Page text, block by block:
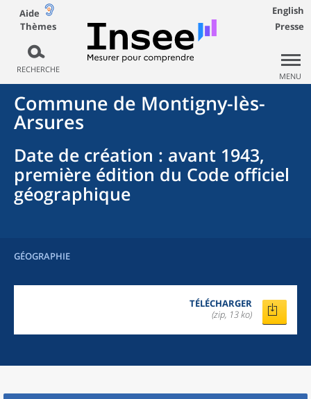
Aide
Thèmes
RECHERCHE
English
Presse
MENU
Commune de Montigny-lès-
Arsures
Date de création : avant 1943,
première édition du Code officiel
géographique
GÉOGRAPHIE
TÉLÉCHARGER
(zip, 13 ko)